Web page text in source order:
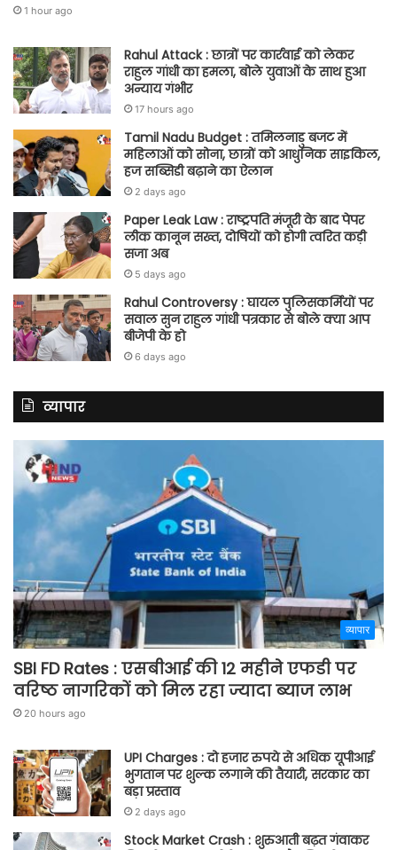
1 hour ago
Rahul Attack : छात्रों पर कार्रवाई को लेकर
राहुल गांधी का हमला, बोले युवाओं के साथ हुआ
अन्याय गंभीर
17 hours ago
Tamil Nadu Budget : तमिलनाडु बजट में
महिलाओं को सोना, छात्रों को आधुनिक साइकिल,
हज सब्सिडी बढ़ाने का ऐलान
2 days ago
Paper Leak Law : राष्ट्रपति मंजूरी के बाद पेपर
लीक कानून सख्त, दोषियों को होगी त्वरित कड़ी
सजा अब
5 days ago
Rahul Controversy : घायल पुलिसकर्मियों पर
सवाल सुन राहुल गांधी पत्रकार से बोले क्या आप
बीजेपी के हो
6 days ago
व्यापार
व्यापार
SBI FD Rates : एसबीआई की 12 महीने एफडी पर
वरिष्ठ नागरिकों को मिल रहा ज्यादा ब्याज लाभ
20 hours ago
UPI Charges : दो हजार रुपये से अधिक यूपीआई
भुगतान पर शुल्क लगाने की तैयारी, सरकार का
बड़ा प्रस्ताव
2 days ago
Stock Market Crash : शुरुआती बढ़त गंवाकर